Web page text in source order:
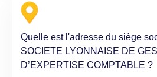
Quelle est l'adresse du siège
SOCIETE LYONNAISE DE
D’EXPERTISE COMPTABLE ?